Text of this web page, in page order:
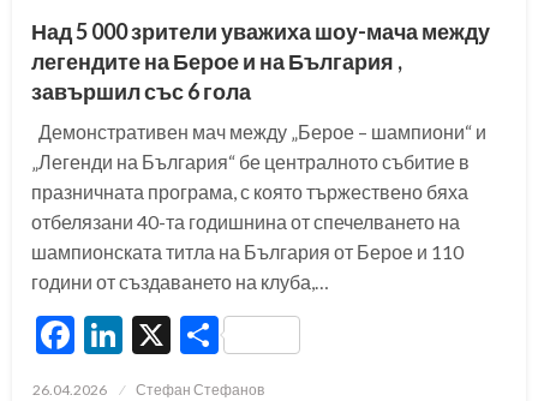
Над 5 000 зрители уважиха шоу-мача между
легендите на Берое и на България ,
завършил със 6 гола
Демонстративен мач между „Берое – шампиони“ и
„Легенди на България“ бе централното събитие в
празничната програма, с която тържествено бяха
отбелязани 40-та годишнина от спечелването на
шампионската титла на България от Берое и 110
години от създаването на клуба,…
Facebook
LinkedIn
X Share
Posted
26.04.2026 Стефан Стефанов